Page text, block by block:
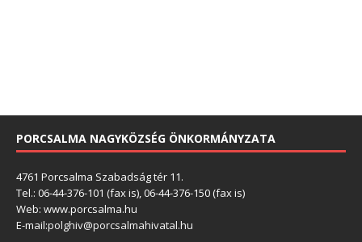
PORCSALMA NAGYKÖZSÉG ÖNKORMÁNYZATA
4761 Porcsalma Szabadság tér 11.
Tel.: 06-44-376-101 (fax is), 06-44-376-150 (fax is)
Web: www.porcsalma.hu
E-mail:polghiv@porcsalmahivatal.hu